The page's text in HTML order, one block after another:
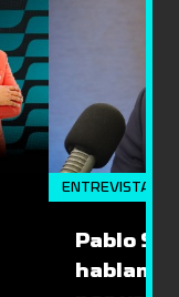
ENTREVISTA
Pablo